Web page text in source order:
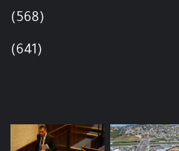
(568)
(641)